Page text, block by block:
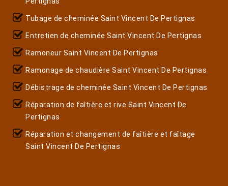
Tubage de cheminée Saint Vincent De Pertignas
Entretien de cheminée Saint Vincent De Pertignas
Ramoneur Saint Vincent De Pertignas
Ramonage de chaudière Saint Vincent De Pertignas
Débistrage de cheminée Saint Vincent De Pertignas
Réparation de faîtière et rive Saint Vincent De
Pertignas
Réparation et changement de faîtière et faîtage
Saint Vincent De Pertignas